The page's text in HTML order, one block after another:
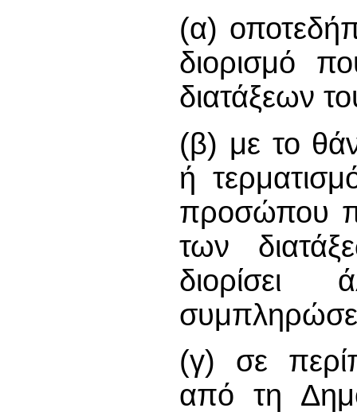
(α)
διορισμό
διατάξεων
(β) με το
ή
προσώπου
των
(γ) σε
από τη